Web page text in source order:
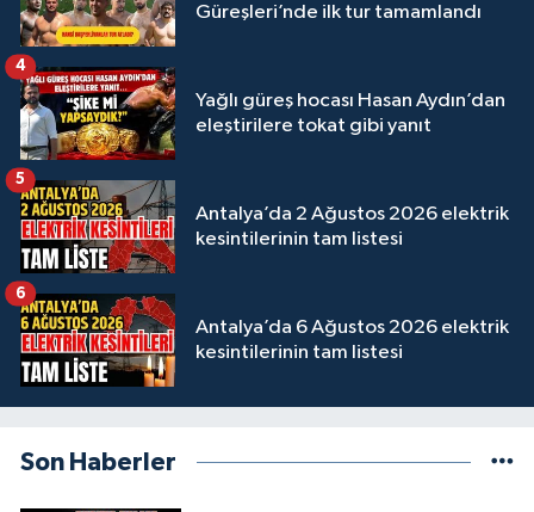
Güreşleri’nde ilk tur tamamlandı
Yağlı güreş hocası Hasan Aydın’dan
eleştirilere tokat gibi yanıt
4
Antalya’da 2 Ağustos 2026 elektrik
kesintilerinin tam listesi
5
Antalya’da 6 Ağustos 2026 elektrik
kesintilerinin tam listesi
6
Son Haberler